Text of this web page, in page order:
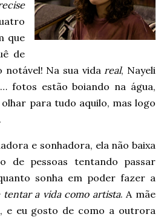
que
de
notável! Na sua vidareal, Nayeli
fotos estão boiando na água,
para tudo aquilo, mas logo
e sonhadora, ela não baixa
de pessoas tentando passar
sonha em poder fazer a
tentar a vida como artista. A mãe
e eu gosto de como a outrora